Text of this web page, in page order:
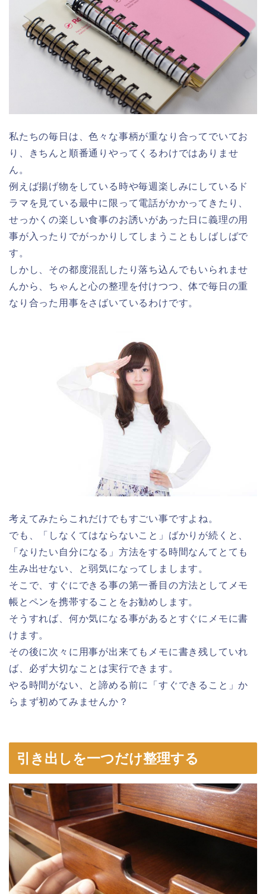
私たちの毎日は、色々な事柄が重なり合ってでいてお
り、きちんと順番通りやってくるわけではありませ
ん。
例えば揚げ物をしている時や毎週楽しみにしているド
ラマを見ている最中に限って電話がかかってきたり、
せっかくの楽しい食事のお誘いがあった日に義理の用
事が入ったりでがっかりしてしまうこともしばしばで
す。
しかし、その都度混乱したり落ち込んでもいられませ
んから、ちゃんと心の整理を付けつつ、体で毎日の重
なり合った用事をさばいているわけです。
考えてみたらこれだけでもすごい事ですよね。
でも、「しなくてはならないこと」ばかりが続くと、
「なりたい自分になる」方法をする時間なんてとても
生み出せない、と弱気になってしまします。
そこで、すぐにできる事の第一番目の方法としてメモ
帳とペンを携帯することをお勧めします。
そうすれば、何か気になる事があるとすぐにメモに書
けます。
その後に次々に用事が出来てもメモに書き残していれ
ば、必ず大切なことは実行できます。
やる時間がない、と諦める前に「すぐできること」か
らまず初めてみませんか？
引き出しを一つだけ整理する